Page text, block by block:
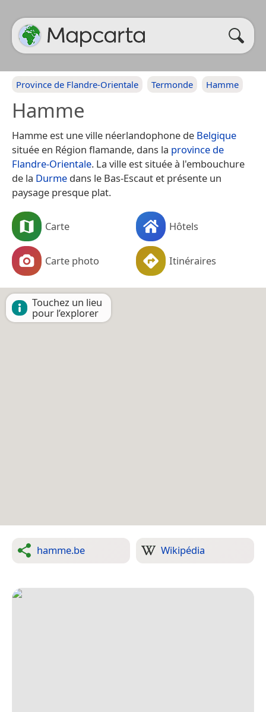
Province de Flandre-Orientale Termonde Hamme
Hamme
Hamme est une ville néerlandophone de Belgique
située en Région flamande, dans la province de
Flandre-Orientale. La ville est située à l'embouchure
de la Durme dans le Bas-Escaut et présente un
paysage presque plat.
Carte Hôtels
Carte photo Itinéraires
Touchez un lieu
pour l’explorer
hamme.be Wikipédia